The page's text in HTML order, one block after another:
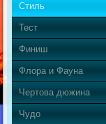
Стиль
Тест
Финиш
Флора и Фауна
Чертова дюжина
Чудо